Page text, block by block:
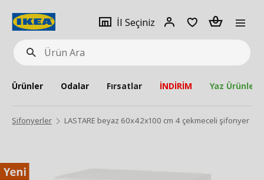
Ürün
Ara
İl Seçiniz
Giriş
Adet
Ürünler Odalar Fırsatlar İNDİRİM Yaz Ürünleri
Şifonyerler LASTARE beyaz 60x42x100 cm 4 çekmeceli şifonyer